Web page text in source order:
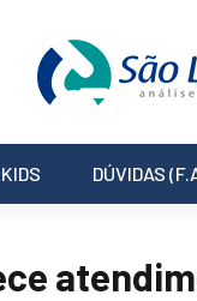
KIDS DÚVIDAS